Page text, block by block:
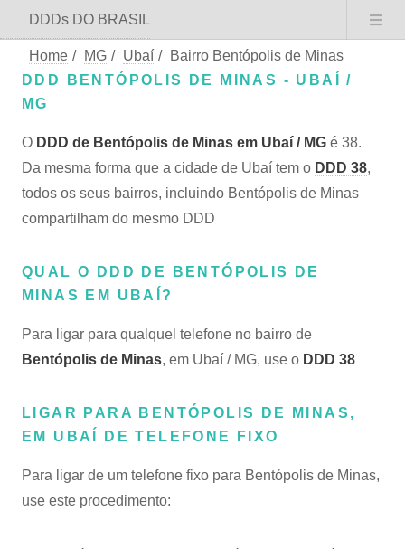
DDDs DO BRASIL
Home / MG / Ubaí /
Bairro Bentópolis de Minas
DDD BENTÓPOLIS DE MINAS - UBAÍ /
MG
O DDD de Bentópolis de Minas em Ubaí / MG é 38.
Da mesma forma que a cidade de Ubaí tem o DDD 38,
todos os seus bairros, incluindo Bentópolis de Minas
compartilham do mesmo DDD
QUAL O DDD DE BENTÓPOLIS DE
MINAS EM UBAÍ?
Para ligar para qualquel telefone no bairro de
Bentópolis de Minas, em Ubaí / MG, use o DDD 38
LIGAR PARA BENTÓPOLIS DE MINAS,
EM UBAÍ DE TELEFONE FIXO
Para ligar de um telefone fixo para Bentópolis de Minas,
use este procedimento: